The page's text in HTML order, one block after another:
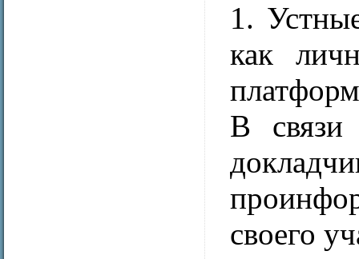
1.
как
В
своего